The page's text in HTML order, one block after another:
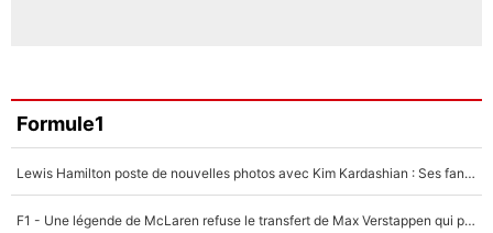
Formule1
Lewis Hamilton poste de nouvelles photos avec Kim Kardashian : Ses fans le voient déjà redevenir champion du monde de F1 grâce à elle !
F1 - Une légende de McLaren refuse le transfert de Max Verstappen qui pourrait «faire des vagues» et plomber l'ambiance dans l'équipe